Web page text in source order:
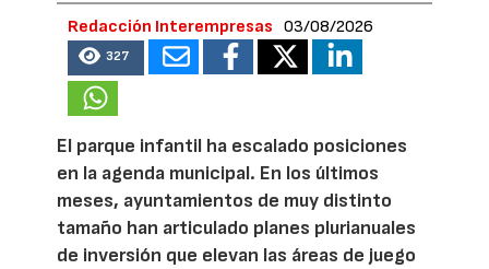
Redacción Interempresas 03/08/2026
327
El parque infantil ha escalado posiciones
en la agenda municipal. En los últimos
meses, ayuntamientos de muy distinto
tamaño han articulado planes plurianuales
de inversión que elevan las áreas de juego